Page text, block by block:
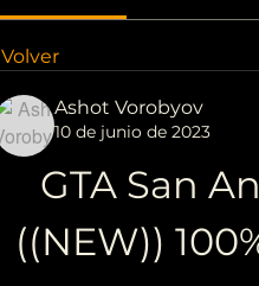
Volver
Ashot Vorobyov
10 de junio de 2023
GTA San
((NEW))